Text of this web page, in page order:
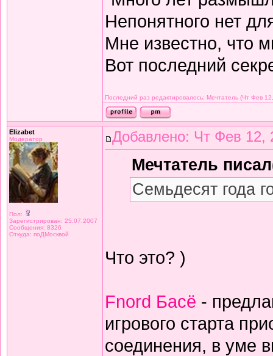
Непонятного нет
Мне известно, что
Вот последний
Последний раз редактировалось: Мечтатель (Чт Фев
Elizabet
Модератор
Пол:
Зарегистрирован: 25.07.2007
Сообщения: 8326
Откуда: поДМосквой
Добавлено: Чт Фев 12,
Мечтатель
Семьдесят года
Что это? )
Fnord Басё -
игрового старта
соединения, в уме